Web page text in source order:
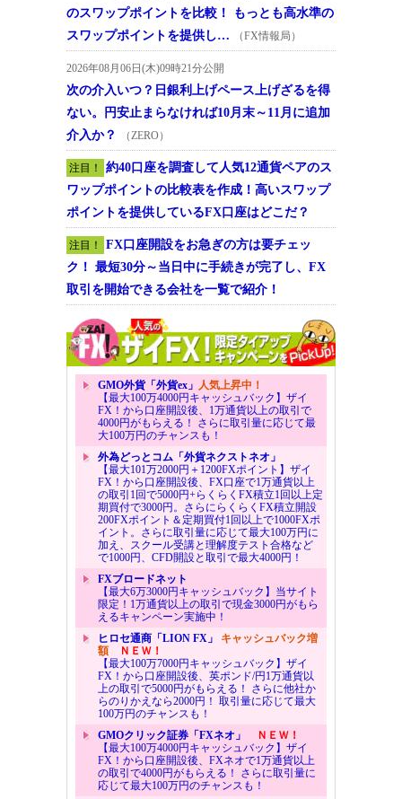
のスワップポイントを比較！ もっとも高水準の
スワップポイントを提供し…
（FX情報局）
2026年08月06日(木)09時21分公開
次の介入いつ？日銀利上げペース上げざるを得
ない。円安止まらなければ10月末～11月に追加
介入か？
（ZERO）
注目！
約40口座を調査して人気12通貨ペアのス
ワップポイントの比較表を作成！高いスワップ
ポイントを提供しているFX口座はどこだ？
注目！
FX口座開設をお急ぎの方は要チェッ
ク！ 最短30分～当日中に手続きが完了し、FX
取引を開始できる会社を一覧で紹介！
GMO外貨「外貨ex」 人気上昇中！
【最大100万4000円キャッシュバック】ザイ
FX！から口座開設後、1万通貨以上の取引で
4000円がもらえる！ さらに取引量に応じて最
大100万円のチャンスも！
外為どっとコム「外貨ネクストネオ」
【最大101万2000円＋1200FXポイント】ザイ
FX！から口座開設後、FX口座で1万通貨以上
の取引1回で5000円+らくらくFX積立1回以上定
期買付で3000円。さらにらくらくFX積立開設
200FXポイント＆定期買付1回以上で1000FXポ
イント。さらに取引量に応じて最大100万円に
加え、スクール受講と理解度テスト合格など
で1000円、CFD開設と取引で最大4000円！
FXブロードネット
【最大6万3000円キャッシュバック】当サイト
限定！1万通貨以上の取引で現金3000円がもら
えるキャンペーン実施中！
ヒロセ通商「LION FX」 キャッシュバック増
額ＮＥＷ！
【最大100万7000円キャッシュバック】ザイ
FX！から口座開設後、英ポンド/円1万通貨以
上の取引で5000円がもらえる！ さらに他社か
らのりかえなら2000円！ 取引量に応じて最大
100万円のチャンスも！
GMOクリック証券「FXネオ」
ＮＥＷ！
【最大100万4000円キャッシュバック】ザイ
FX！から口座開設後、FXネオで1万通貨以上
の取引で4000円がもらえる！ さらに取引量に
応じて最大100万円のチャンスも！